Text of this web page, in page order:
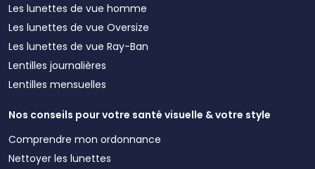
Les lunettes de vue homme
Les lunettes de vue Oversize
Les lunettes de vue Ray-Ban
Lentilles journalières
Lentilles mensuelles
Nos conseils pour votre santé visuelle & votre style
Comprendre mon ordonnance
Nettoyer les lunettes